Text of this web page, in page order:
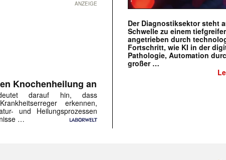
ANZEIGE
Knochenheilung an
darauf hin, dass
erkennen,
und Heilungsprozessen
…
Der Diagnostiksektor steht
Schwelle zu einem
angetrieben durch
Fortschritt, wie KI in der
Pathologie, Automation
großer …